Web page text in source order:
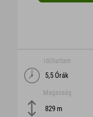
Időtartam
5,5 Órák
Magasság
829 m